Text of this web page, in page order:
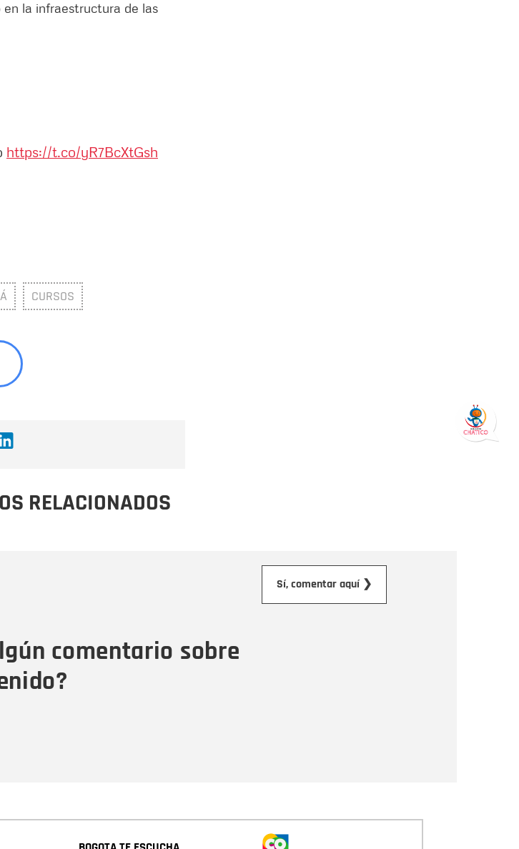
en la infraestructura de las
https://t.co/yR7BcXtGsh
CURSOS
RELACIONADOS
comentario sobre
Sí, comentar aquí ❯